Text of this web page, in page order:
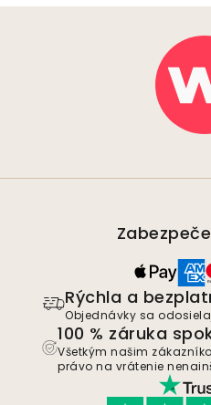
Rýchla a
Objednávky sa
100 % záruka
Všetkým našim
právo na vrátenie